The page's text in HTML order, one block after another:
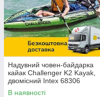
Надувний човен-байдарка
кайак Challenger K2 Kayak,
двомісний Intex 68306
Зелений
В наявності